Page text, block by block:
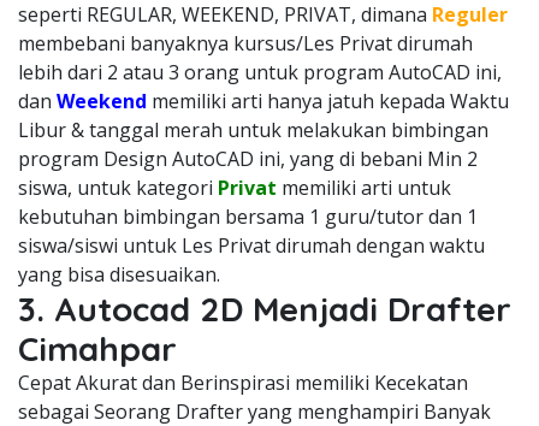
seperti REGULAR, WEEKEND, PRIVAT, dimana Reguler
membebani banyaknya kursus/Les Privat dirumah
lebih dari 2 atau 3 orang untuk program AutoCAD ini,
dan Weekend memiliki arti hanya jatuh kepada Waktu
Libur & tanggal merah untuk melakukan bimbingan
program Design AutoCAD ini, yang di bebani Min 2
siswa, untuk kategori Privat memiliki arti untuk
kebutuhan bimbingan bersama 1 guru/tutor dan 1
siswa/siswi untuk Les Privat dirumah dengan waktu
yang bisa disesuaikan.
3. Autocad 2D Menjadi Drafter
Cimahpar
Cepat Akurat dan Berinspirasi memiliki Kecekatan
sebagai Seorang Drafter yang menghampiri Banyak